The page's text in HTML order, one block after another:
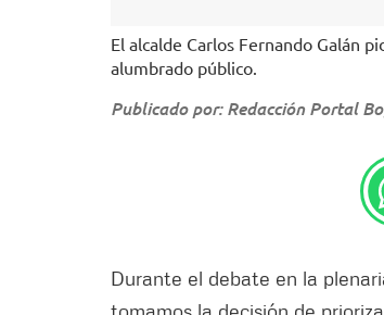
El alcalde Carlos Fernando Galán
alumbrado público.
Publicado por: Redacción Portal
Durante el debate en la